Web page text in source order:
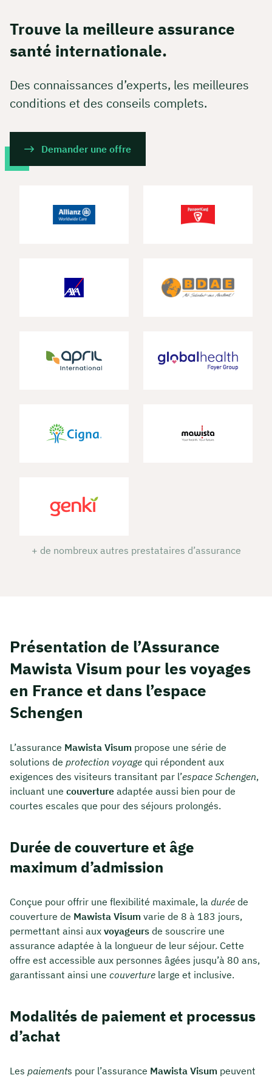
Trouve la meilleure assurance
santé internationale.
Des connaissances d’experts, les meilleures
conditions et des conseils complets.
Demander une offre
+ de nombreux autres prestataires d’assurance
Présentation de l’Assurance
Mawista Visum pour les voyages
en France et dans l’espace
Schengen
L’assurance Mawista Visum propose une série de
solutions de protection voyage qui répondent aux
exigences des visiteurs transitant par l’espace Schengen,
incluant une couverture adaptée aussi bien pour de
courtes escales que pour des séjours prolongés.
Durée de couverture et âge
maximum d’admission
Conçue pour offrir une flexibilité maximale, la durée de
couverture de Mawista Visum varie de 8 à 183 jours,
permettant ainsi aux voyageurs de souscrire une
assurance adaptée à la longueur de leur séjour. Cette
offre est accessible aux personnes âgées jusqu’à 80 ans,
garantissant ainsi une couverture large et inclusive.
Modalités de paiement et processus
d’achat
Les paiements pour l’assurance Mawista Visum peuvent